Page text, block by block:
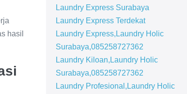
hasil
Laundry Express Surabaya
Laundry Express Terdekat
Laundry Express,Laundry Holic
Surabaya,085258727362
Laundry Kiloan,Laundry Holic
Surabaya,085258727362
Laundry Profesional,Laundry Holic